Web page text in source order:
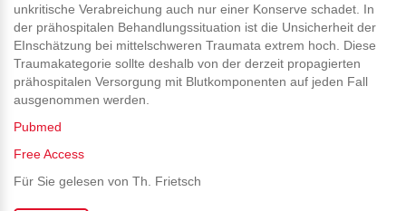
unkritische Verabreichung auch nur einer Konserve schadet. In
der prähospitalen Behandlungssituation ist die Unsicherheit der
EInschätzung bei mittelschweren Traumata extrem hoch. Diese
Traumakategorie sollte deshalb von der derzeit propagierten
prähospitalen Versorgung mit Blutkomponenten auf jeden Fall
ausgenommen werden.
Pubmed
Free Access
Für Sie gelesen von Th. Frietsch